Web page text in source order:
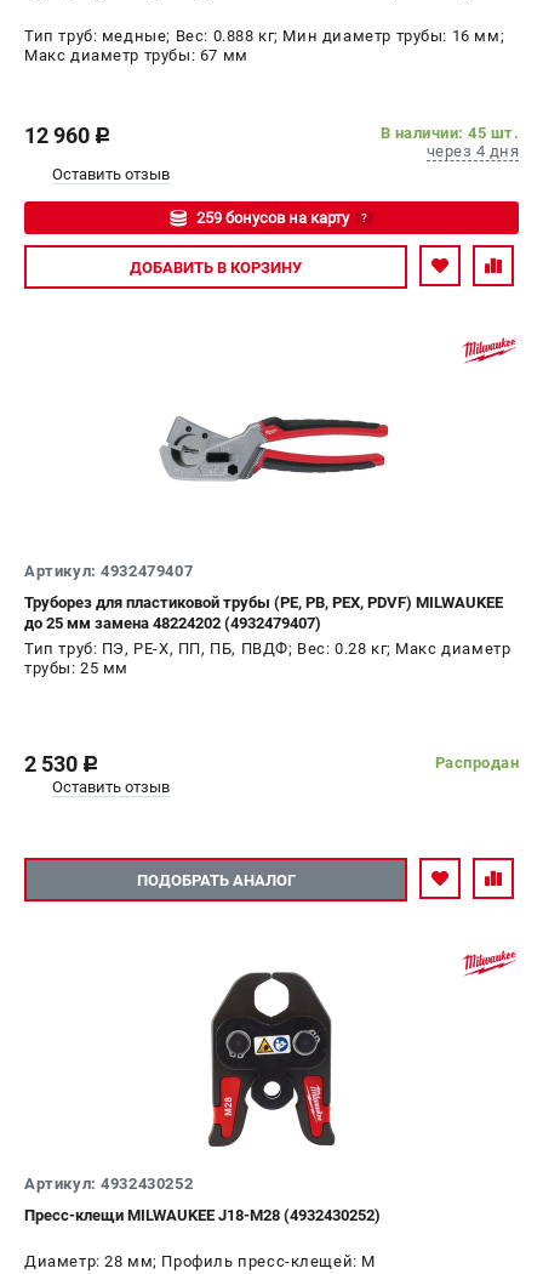
Тип труб: медные; Вес: 0.888 кг; Мин диаметр трубы: 16 мм;
Макс диаметр трубы: 67 мм
12 960 c
В наличии: 45 шт.
через 4 дня
Оставить отзыв
259 бонусов на карту ?
Авторизуйтесь
ДОБАВИТЬ В КОРЗИНУ
Артикул: 4932479407
Труборез для пластиковой трубы (PE, PB, PEX, PDVF) MILWAUKEE
до 25 мм замена 48224202 (4932479407)
Тип труб: ПЭ, PE-X, ПП, ПБ, ПВДФ; Вес: 0.28 кг; Макс диаметр
трубы: 25 мм
2 530 c
Распродан
Оставить отзыв
ПОДОБРАТЬ АНАЛОГ
Артикул: 4932430252
Пресс-клещи MILWAUKEE J18-M28 (4932430252)
Диаметр: 28 мм; Профиль пресс-клещей: M